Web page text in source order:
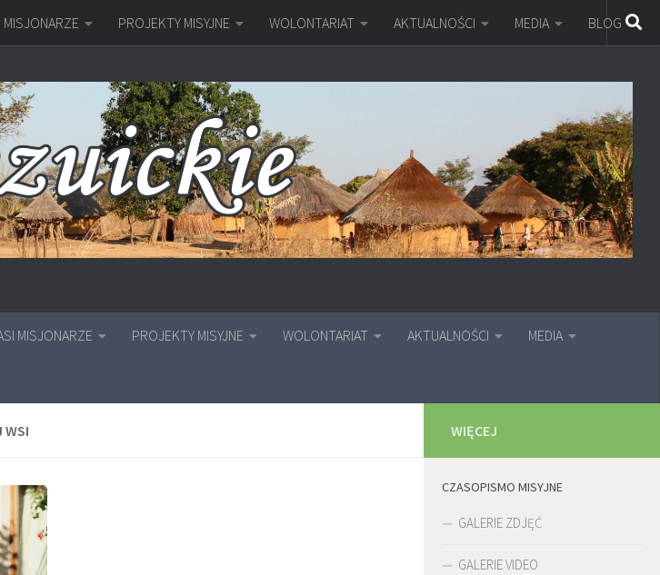
MISJONARZE PROJEKTY MISYJNE WOLONTARIAT AKTUALNOŚCI MEDIA BLOG
MISJONARZE PROJEKTY MISYJNE WOLONTARIAT AKTUALNOŚCI MEDIA
WSI WIĘCEJ
CZASOPISMO MISYJNE
GALERIE ZDJĘĆ
GALERIE VIDEO